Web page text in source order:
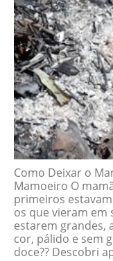
Como Deixar o
Mamoeiro O
primeiros
os que vieram em
estarem grandes,
cor, pálido e sem
doce?? Descobri